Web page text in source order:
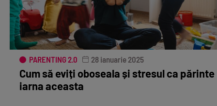
PARENTING 2.0 28 ianuarie 2025
Cum să eviți oboseala și stresul ca părinte
iarna aceasta